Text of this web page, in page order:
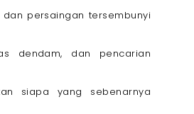
persaingan tersembunyi
dendam, dan pencarian
siapa yang sebenarnya